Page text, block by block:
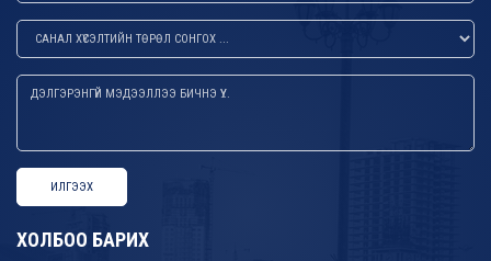
ИЛГЭЭХ
ХОЛБОО БАРИХ